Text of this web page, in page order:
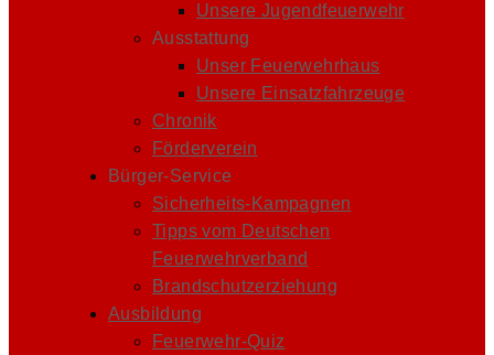
Unsere Jugendfeuerwehr
Ausstattung
Unser Feuerwehrhaus
Unsere Einsatzfahrzeuge
Chronik
Förderverein
Bürger-Service
Sicherheits-Kampagnen
Tipps vom Deutschen
Feuerwehrverband
Brandschutzerziehung
Ausbildung
Feuerwehr-Quiz